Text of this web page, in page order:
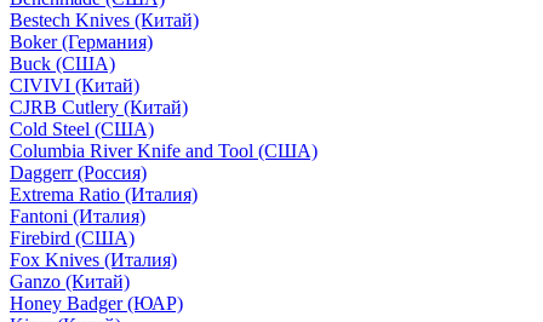
Bestech Knives (Китай)
Boker (Германия)
Buck (США)
CIVIVI (Китай)
CJRB Cutlery (Китай)
Cold Steel (США)
Columbia River Knife and Tool (США)
Daggerr (Россия)
Extrema Ratio (Италия)
Fantoni (Италия)
Firebird (США)
Fox Knives (Италия)
Ganzo (Китай)
Honey Badger (ЮАР)